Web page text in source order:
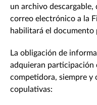
un archivo descargable,
correo electrónico a la
habilitará el documento
La obligación de
adquieran participación
competidora, siempre y
copulativas: